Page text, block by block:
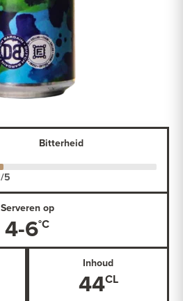
Bitterheid
Serveren op
4-6
Inhoud
44